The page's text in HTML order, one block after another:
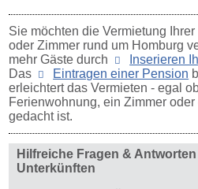
Sie möchten die Vermietung
oder Zimmer rund um Homburg
mehr Gäste durch
Inserieren
Das
Eintragen einer Pension
erleichtert das Vermieten - egal
Ferienwohnung, ein Zimmer
gedacht ist.
Hilfreiche Fragen &
Unterkünften